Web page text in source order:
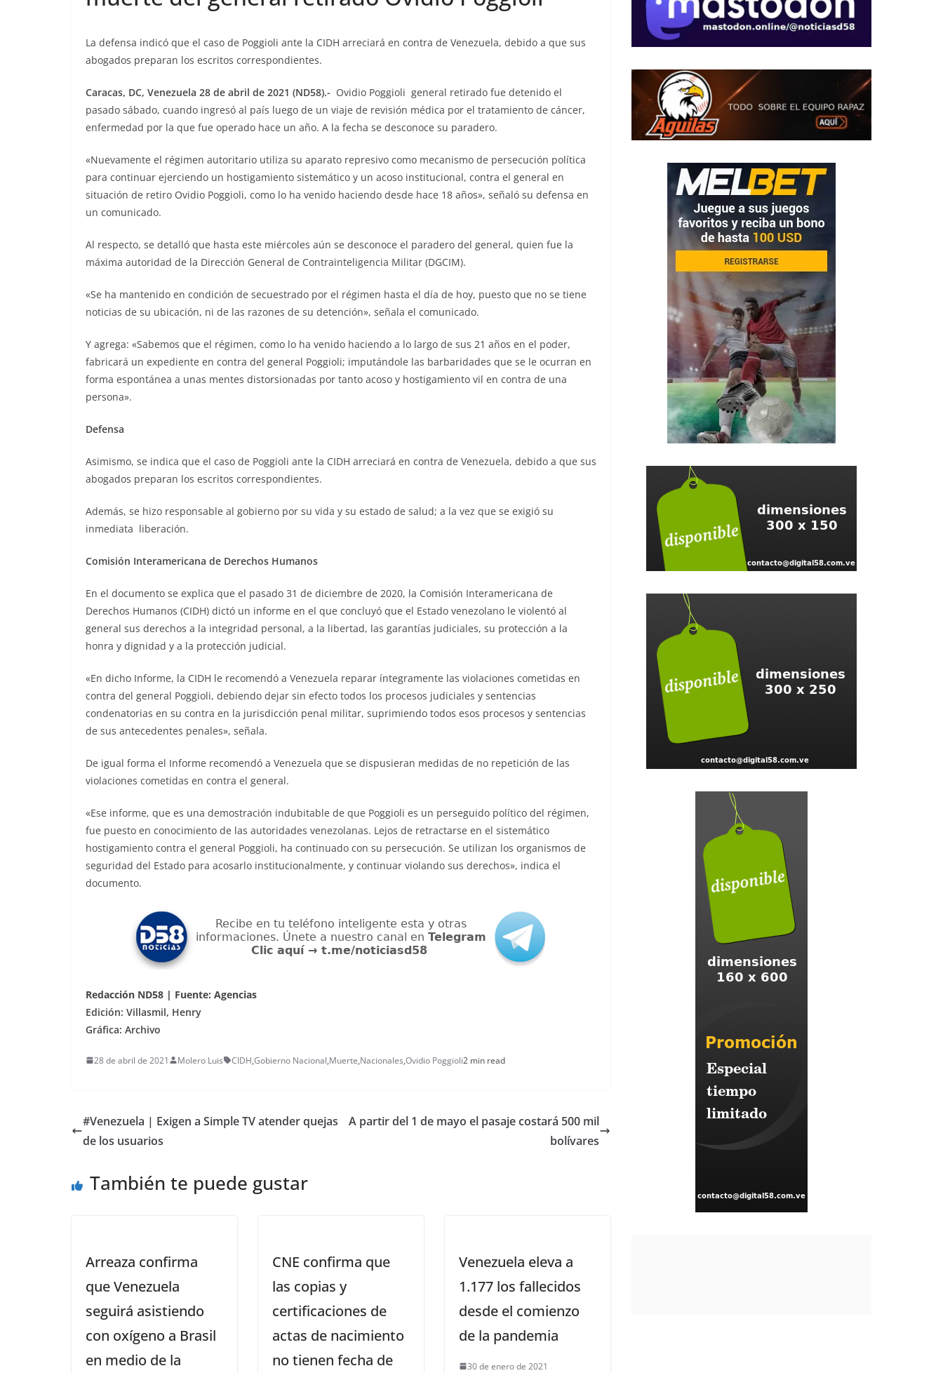
La defensa indicó que el caso de Poggioli ante la CIDH arreciará en contra de Venezuela, debido a que sus
abogados preparan los escritos correspondientes.
Caracas, DC, Venezuela 28 de abril de 2021 (ND58).- Ovidio Poggioli general retirado fue detenido el
pasado sábado, cuando ingresó al país luego de un viaje de revisión médica por el tratamiento de cáncer,
enfermedad por la que fue operado hace un año. A la fecha se desconoce su paradero.
«Nuevamente el régimen autoritario utiliza su aparato represivo como mecanismo de persecución política
para continuar ejerciendo un hostigamiento sistemático y un acoso institucional, contra el general en
situación de retiro Ovidio Poggioli, como lo ha venido haciendo desde hace 18 años», señaló su defensa en
un comunicado.
Al respecto, se detalló que hasta este miércoles aún se desconoce el paradero del general, quien fue la
máxima autoridad de la Dirección General de Contrainteligencia Militar (DGCIM).
«Se ha mantenido en condición de secuestrado por el régimen hasta el día de hoy, puesto que no se tiene
noticias de su ubicación, ni de las razones de su detención», señala el comunicado.
Y agrega: «Sabemos que el régimen, como lo ha venido haciendo a lo largo de sus 21 años en el poder,
fabricará un expediente en contra del general Poggioli; imputándole las barbaridades que se le ocurran en
forma espontánea a unas mentes distorsionadas por tanto acoso y hostigamiento vil en contra de una
persona».
Defensa
Asimismo, se indica que el caso de Poggioli ante la CIDH arreciará en contra de Venezuela, debido a que sus
abogados preparan los escritos correspondientes.
Además, se hizo responsable al gobierno por su vida y su estado de salud; a la vez que se exigió su
inmediata liberación.
Comisión Interamericana de Derechos Humanos
En el documento se explica que el pasado 31 de diciembre de 2020, la Comisión Interamericana de
Derechos Humanos (CIDH) dictó un informe en el que concluyó que el Estado venezolano le violentó al
general sus derechos a la integridad personal, a la libertad, las garantías judiciales, su protección a la
honra y dignidad y a la protección judicial.
«En dicho Informe, la CIDH le recomendó a Venezuela reparar íntegramente las violaciones cometidas en
contra del general Poggioli, debiendo dejar sin efecto todos los procesos judiciales y sentencias
condenatorias en su contra en la jurisdicción penal militar, suprimiendo todos esos procesos y sentencias
de sus antecedentes penales», señala.
De igual forma el Informe recomendó a Venezuela que se dispusieran medidas de no repetición de las
violaciones cometidas en contra el general.
«Ese informe, que es una demostración indubitable de que Poggioli es un perseguido político del régimen,
fue puesto en conocimiento de las autoridades venezolanas. Lejos de retractarse en el sistemático
hostigamiento contra el general Poggioli, ha continuado con su persecución. Se utilizan los organismos de
seguridad del Estado para acosarlo institucionalmente, y continuar violando sus derechos», indica el
documento.
Redacción ND58 | Fuente: Agencias
Edición: Villasmil, Henry
Gráfica: Archivo
28 de abril de 2021 Molero Luis CIDH,Gobierno Nacional,Muerte,Nacionales,Ovidio Poggioli2 min read
#Venezuela | Exigen a Simple TV atender quejas
de los usuarios
A partir del 1 de mayo el pasaje costará 500 mil
bolívares
También te puede gustar
Arreaza confirma
que Venezuela
seguirá asistiendo
con oxígeno a Brasil
en medio de la
CNE confirma que
las copias y
certificaciones de
actas de nacimiento
no tienen fecha de
Venezuela eleva a
1.177 los fallecidos
desde el comienzo
de la pandemia
30 de enero de 2021